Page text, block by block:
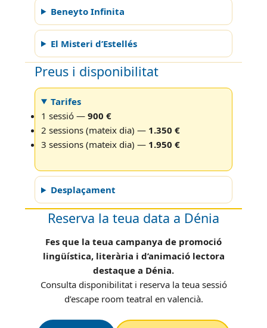
Beneyto Infinita
El Misteri d’Estellés
Preus i disponibilitat
Tarifes
1 sessió — 900 €
2 sessions (mateix dia) — 1.350 €
3 sessions (mateix dia) — 1.950 €
Desplaçament
Reserva la teua data a Dénia
Fes que la teua campanya de promoció
lingüística, literària i d’animació lectora
destaque a Dénia.
Consulta disponibilitat i reserva la teua sessió
d’escape room teatral en valencià.